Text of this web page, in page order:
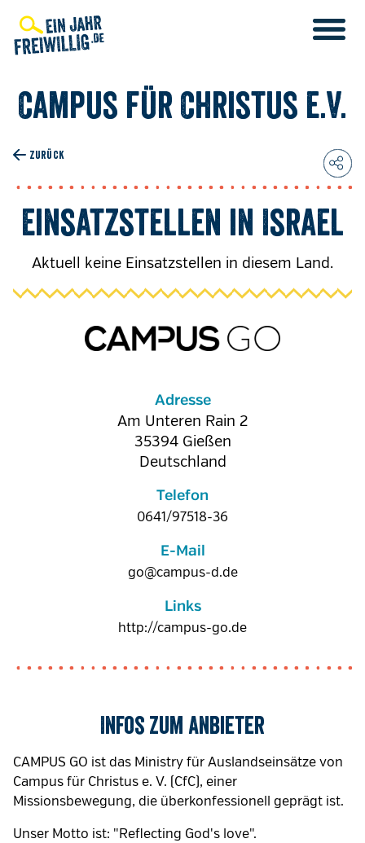
zum
Inhalt
Campus für Christus e.V.
ZURÜCK
Einsatzstellen in Israel
Aktuell keine Einsatzstellen in diesem Land.
Adresse
Am Unteren Rain 2
35394 Gießen
Deutschland
Telefon
0641/97518-36
E-Mail
go@campus-d.de
Links
http://campus-go.de
Infos zum Anbieter
CAMPUS GO ist das Ministry für Auslandseinsätze von
Campus für Christus e. V. (CfC), einer
Missionsbewegung, die überkonfessionell geprägt ist.
Unser Motto ist: "Reflecting God's love".